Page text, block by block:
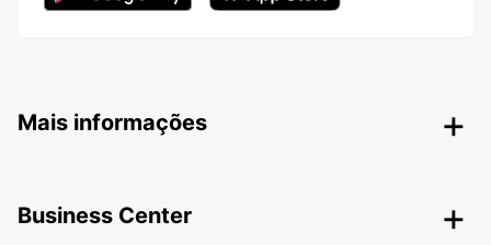
Mais informações
Business Center